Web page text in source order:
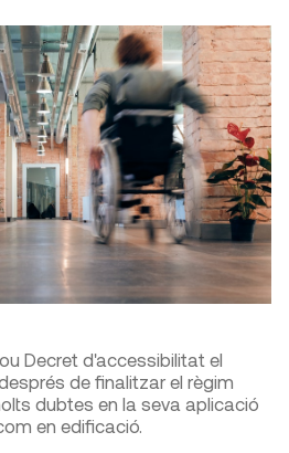
Decret d'accessibilitat el
de finalitzar el règim
dubtes en la seva aplicació
en edificació.